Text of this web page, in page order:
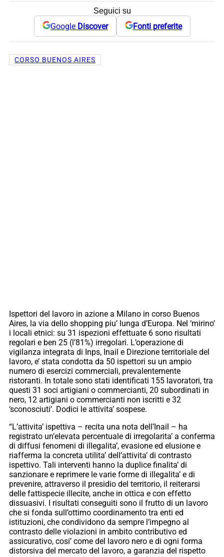
Seguici su
Google Discover Fonti preferite
CORSO BUENOS AIRES
Ispettori del lavoro in azione a Milano in corso Buenos
Aires, la via dello shopping piu’ lunga d’Europa. Nel ‘mirino’
i locali etnici: su 31 ispezioni effettuate 6 sono risultati
regolari e ben 25 (l’81%) irregolari. L’operazione di
vigilanza integrata di Inps, Inail e Direzione territoriale del
lavoro, e’ stata condotta da 50 ispettori su un ampio
numero di esercizi commerciali, prevalentemente
ristoranti. In totale sono stati identificati 155 lavoratori, tra
questi 31 soci artigiani o commercianti, 20 subordinati in
nero, 12 artigiani o commercianti non iscritti e 32
‘sconosciuti’. Dodici le attivita’ sospese.
“L’attivita’ ispettiva – recita una nota dell’Inail – ha
registrato un’elevata percentuale di irregolarita’ a conferma
di diffusi fenomeni di illegalita’, evasione ed elusione e
riafferma la concreta utilita’ dell’attivita’ di contrasto
ispettivo. Tali interventi hanno la duplice finalita’ di
sanzionare e reprimere le varie forme di illegalita’ e di
prevenire, attraverso il presidio del territorio, il reiterarsi
delle fattispecie illecite, anche in ottica e con effetto
dissuasivi. I risultati conseguiti sono il frutto di un lavoro
che si fonda sull’ottimo coordinamento tra enti ed
istituzioni, che condividono da sempre l’impegno al
contrasto delle violazioni in ambito contributivo ed
assicurativo, cosi’ come del lavoro nero e di ogni forma
distorsiva del mercato del lavoro, a garanzia del rispetto